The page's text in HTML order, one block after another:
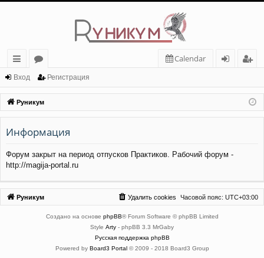
с
ы
лк
и
о
ру
м
ы
Calendar
д
ис
тр
Вход Регистрация
Руникум
Информация
Форум закрыт на период отпусков Практиков. Рабочий форум -
http://magija-portal.ru
Руникум Часовой пояс: UTC+03:00
Удалить cookies
Создано на основе phpBB® Forum Software © phpBB Limited
Style Arty - phpBB 3.3 MrGaby
Русская поддержка phpBB
Powered by Board3 Portal© 2009 - 2018 Board3 Group